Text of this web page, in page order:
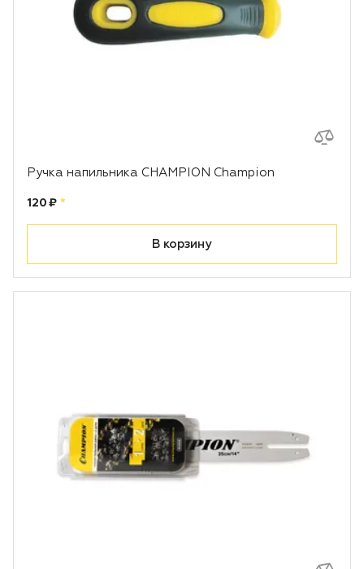
Ручка напильника CHAMPION Champion
Цена:
120 ₽ рублей
*
В корзину